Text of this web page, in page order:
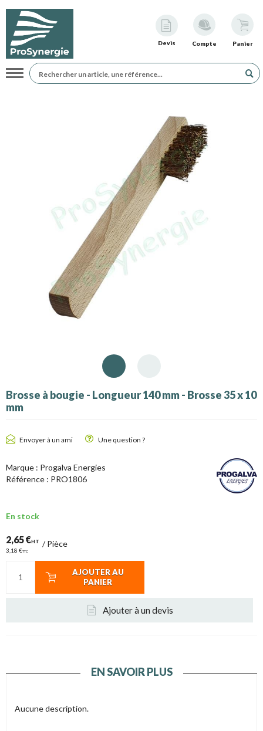
Devis Compte Panier
Navigation
Brosse à bougie - Longueur 140 mm - Brosse 35 x 10
mm
Envoyer à un ami Une question ?
Marque : Progalva Energies
Référence : PRO1806
En stock
2,65 €HT
3,18 €TTC
/Pièce
AJOUTER AU
PANIER
Ajouter à un devis
EN SAVOIR PLUS
Aucune description.